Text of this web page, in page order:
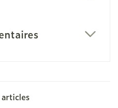
articles